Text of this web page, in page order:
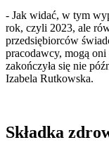
- Jak widać, w tym
rok, czyli 2023, ale
przedsiębiorców
pracodawcy, mogą oni
zakończyła się nie
Izabela Rutkowska.
Składka